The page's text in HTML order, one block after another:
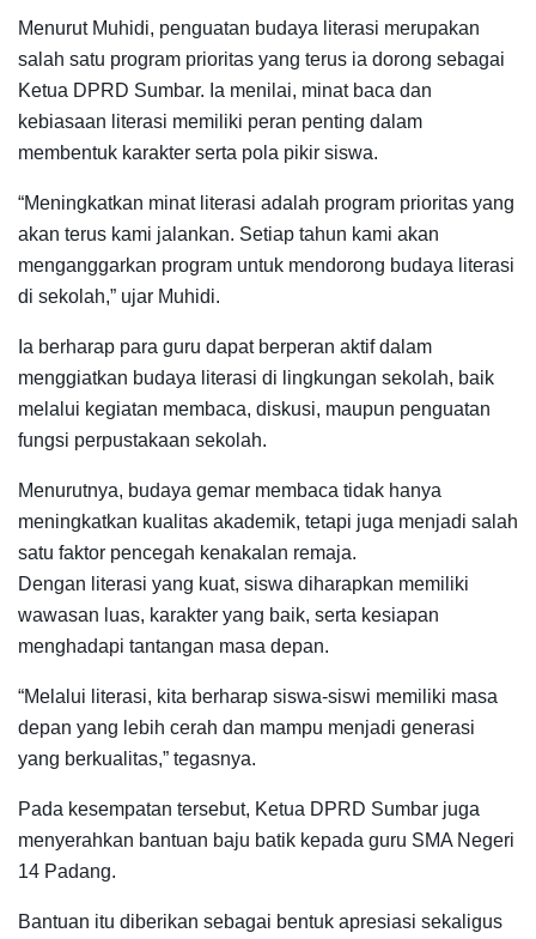
Menurut Muhidi, penguatan budaya literasi merupakan
salah satu program prioritas yang terus ia dorong sebagai
Ketua DPRD Sumbar. Ia menilai, minat baca dan
kebiasaan literasi memiliki peran penting dalam
membentuk karakter serta pola pikir siswa.
“Meningkatkan minat literasi adalah program prioritas yang
akan terus kami jalankan. Setiap tahun kami akan
menganggarkan program untuk mendorong budaya literasi
di sekolah,” ujar Muhidi.
Ia berharap para guru dapat berperan aktif dalam
menggiatkan budaya literasi di lingkungan sekolah, baik
melalui kegiatan membaca, diskusi, maupun penguatan
fungsi perpustakaan sekolah.
Menurutnya, budaya gemar membaca tidak hanya
meningkatkan kualitas akademik, tetapi juga menjadi salah
satu faktor pencegah kenakalan remaja.
Dengan literasi yang kuat, siswa diharapkan memiliki
wawasan luas, karakter yang baik, serta kesiapan
menghadapi tantangan masa depan.
“Melalui literasi, kita berharap siswa-siswi memiliki masa
depan yang lebih cerah dan mampu menjadi generasi
yang berkualitas,” tegasnya.
Pada kesempatan tersebut, Ketua DPRD Sumbar juga
menyerahkan bantuan baju batik kepada guru SMA Negeri
14 Padang.
Bantuan itu diberikan sebagai bentuk apresiasi sekaligus